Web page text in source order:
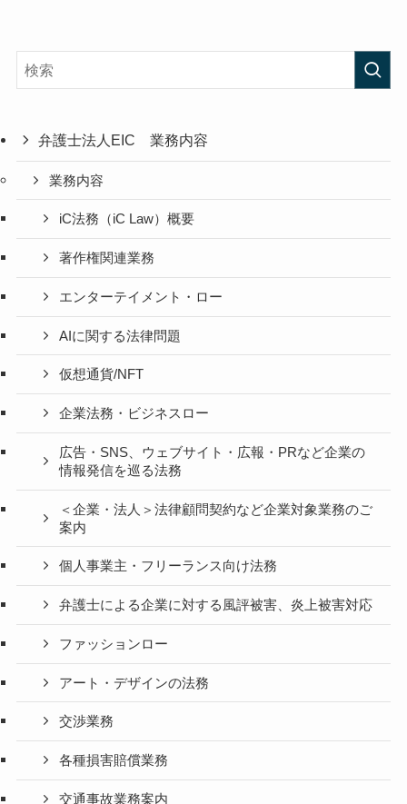
弁護士法人EIC 業務内容
業務内容
iC法務（iC Law）概要
著作権関連業務
エンターテイメント・ロー
AIに関する法律問題
仮想通貨/NFT
企業法務・ビジネスロー
広告・SNS、ウェブサイト・広報・PRなど企業の
情報発信を巡る法務
＜企業・法人＞法律顧問契約など企業対象業務のご
案内
個人事業主・フリーランス向け法務
弁護士による企業に対する風評被害、炎上被害対応
ファッションロー
アート・デザインの法務
交渉業務
各種損害賠償業務
交通事故業務案内